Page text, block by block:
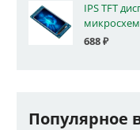
IPS TFT
688₽
Популярное